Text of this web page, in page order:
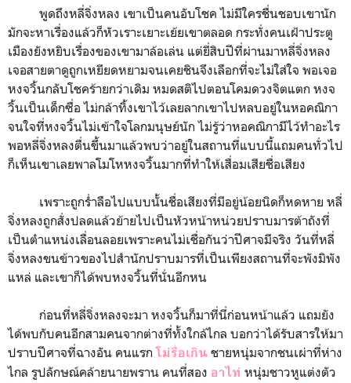
พูดถึงหลี่จิ่งหลง เขาเป็นคนอับโชค ไม่มีใครชื่นชอบเขานัก
มักจะหาเรื่องแล้วก็หัวเราะเยาะเย้ยเขาตลอด กระทั่งคนเฝ้าประตู
เมืองยังหยิบเรื่องของเขามาล้อเล่น แต่ยี่สิบปีที่ผ่านมาหลี่จิ่งหลง
เจอสายตาดูถูกเหยียดหยามจนเคยชินจึงเลือกที่จะไม่ใส่ใจ พอเจอ
หงจวิ้นกลับโชคร้ายกว่าเดิม หมดสติไปตอนโคมดวงจิตแตก หงจ
วิ้นเป็นเด็กซื่อ ไม่กล้าทิ้งเขาไว้เลยลากเขาไปหลบอยู่ในหอคณิกา
จนใจที่หงจวิ้นไม่เข้าใจโลกมนุษย์นัก ไม่รู้ว่าหอคณิกามีไว้ทำอะไร
พอหลี่จิ่งหลงตื่นขึ้นมาแล้วพบว่าอยู่ในสถานที่แบบนี้แถมคนทั่วไป
ก็เห็นเขาเลยพาลโมโหหงจวิ้นมากที่ทำให้เสื่อมเสียชื่อเสียง
เพราะถูกร่ำลือไปแบบนั้นชื่อเสียงที่มีอยู่น้อยนิดก็หดหาย หลี่
จิ่งหลงถูกสั่งปลดแล้วย้ายไปเป็นหัวหน้าหน่วยปราบมารต้าถังที่
เป็นตำแหน่งเลื่อนลอยเพราะคนไม่เชื่อกันว่าปีศาจมีจริง วันที่หลี่
จิ่งหลงขนข้าวของไปสำนักปราบมารที่เป็นเพียงสถานที่จะพังมิพัง
แหล่ และเขาก็ได้พบหงจวิ้นที่นั่นอีกหน
ก่อนที่หลี่จิ่งหลงจะมา หงจวิ้นก็มาที่นี่ก่อนหน้าแล้ว แถมยัง
ได้พบกับคนอีกสามคนจากต่างที่ทั้งใกล้ไกล บอกว่าได้รับสารให้มา
ปราบปีศาจที่ฉางอัน คนแรกโม่รื่อเกิน ชายหนุ่มจากชนเผ่าที่ห่าง
ไกล รูปลักษณ์คล้ายนายพราน คนที่สอง อาไท่ หนุ่มชาวหูแต่งตัว